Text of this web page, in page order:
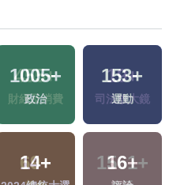
1005+
政治
153+
運動
14+ 16+